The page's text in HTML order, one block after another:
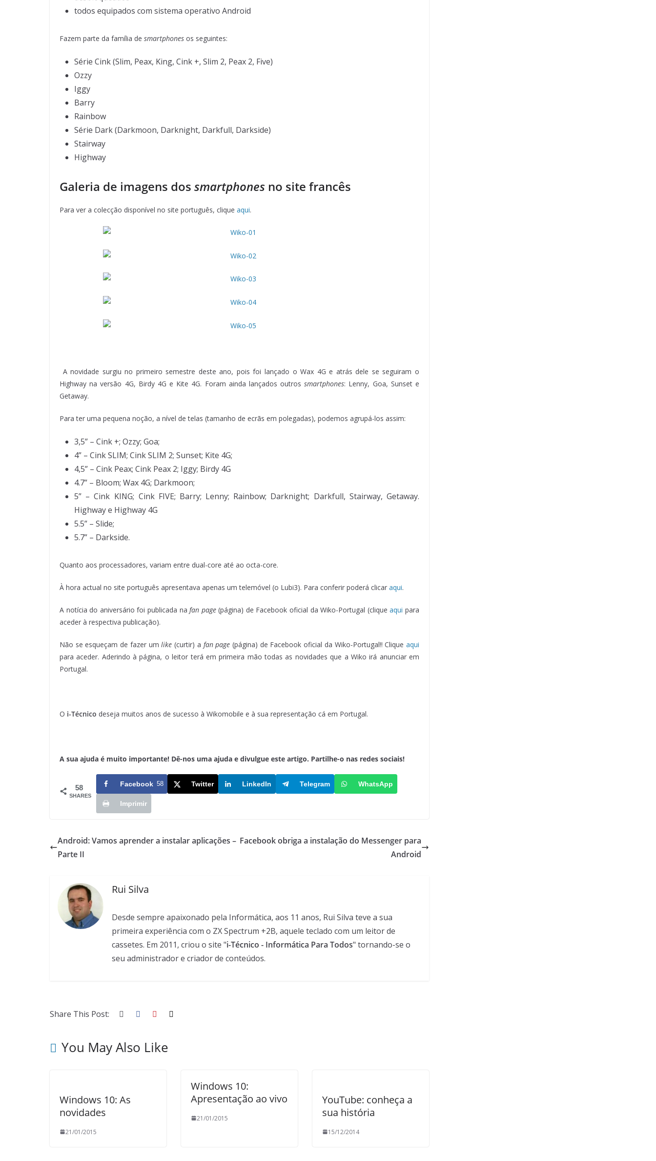
todos equipados com sistema operativo Android
Fazem parte da família de smartphones os seguintes:
Série Cink (Slim, Peax, King, Cink +, Slim 2, Peax 2, Five)
Ozzy
Iggy
Barry
Rainbow
Série Dark (Darkmoon, Darknight, Darkfull, Darkside)
Stairway
Highway
Galeria de imagens dos smartphones no site francês
Para ver a colecção disponível no site português, clique aqui.
A novidade surgiu no primeiro semestre deste ano, pois foi lançado o Wax 4G e atrás dele se seguiram o
Highway na versão 4G, Birdy 4G e Kite 4G. Foram ainda lançados outrossmartphones: Lenny, Goa, Sunset e
Getaway.
Para ter uma pequena noção, a nível de telas (tamanho de ecrãs em polegadas), podemos agrupá-los assim:
3,5” – Cink +; Ozzy; Goa;
4” – Cink SLIM; Cink SLIM 2; Sunset; Kite 4G;
4,5” – Cink Peax; Cink Peax 2; Iggy; Birdy 4G
4.7” – Bloom; Wax 4G; Darkmoon;
5” – Cink KING; Cink FIVE; Barry; Lenny; Rainbow; Darknight; Darkfull, Stairway, Getaway.
Highway e Highway 4G
5.5” – Slide;
5.7” – Darkside.
Quanto aos processadores, variam entre dual-core até ao octa-core.
À hora actual no site português apresentava apenas um telemóvel (o Lubi3). Para conferir poderá clicar aqui.
A notícia do aniversário foi publicada nafan page(página) de Facebook oficial da Wiko-Portugal (cliqueaqui para
aceder à respectiva publicação).
Não se esqueçam de fazer umlike (curtir) a fan page (página) de Facebook oficial da Wiko-Portugal!! Cliqueaqui
para aceder. Aderindo à página, o leitor terá em primeira mão todas as novidades que a Wiko irá anunciar em
Portugal.
O i-Técnico deseja muitos anos de sucesso à Wikomobile e à sua representação cá em Portugal.
A sua ajuda é muito importante! Dê-nos uma ajuda e divulgue este artigo. Partilhe-o nas redes sociais!
58
SHARES
Facebook 58 Twitter LinkedIn Telegram WhatsApp
Imprimir
Android: Vamos aprender a instalar aplicações –
Parte II
Facebook obriga a instalação do Messenger para
Android
Rui Silva
Desde sempre apaixonado pela Informática, aos 11 anos, Rui Silva teve a sua
primeira experiência com o ZX Spectrum +2B, aquele teclado com um leitor de
cassetes. Em 2011, criou o site "i-Técnico - Informática Para Todos" tornando-se o
seu administrador e criador de conteúdos.
Share This Post:
You May Also Like
Windows 10: As
novidades
21/01/2015
Windows 10:
Apresentação ao vivo
21/01/2015
YouTube: conheça a
sua história
15/12/2014